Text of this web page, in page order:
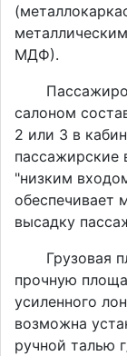
МДФ).
салоном
2 или 3 в
пассажирские
"низким
обеспечивает
высадку
Грузовая
прочную
усиленного
возможна
ручной талью